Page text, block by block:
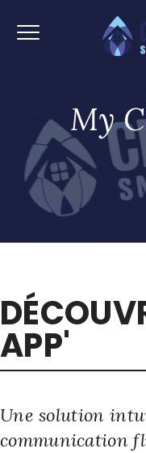
My
APP'
Une solution
communication